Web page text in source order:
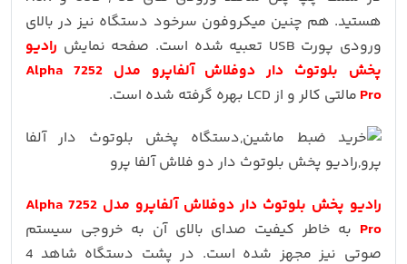
هستید. هم چنین میکروفون سرخود دستگاه نیز در بالای
ورودی پورت USB تعبیه شده است. صفحه نمایش
رادیو
پخش بلوتوث دار دوفلاش آلفاپرو مدل 7252 Alpha
Pro مالتی کالر و از LCD بهره گرفته شده است.
رادیو پخش بلوتوث دار دوفلاش آلفاپرو مدل 7252 Alpha
Pro به خاطر کیفیت صدای بالای آن به خروجی سیستم
صوتی نیز مجهز شده است. در پشت دستگاه شاهد 4